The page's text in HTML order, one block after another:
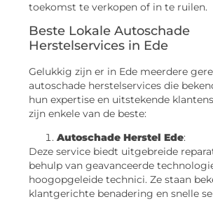
toekomst te verkopen of in te ruilen.
Beste Lokale Autoschade
Herstelservices in Ede
Gelukkig zijn er in Ede meerdere
autoschade herstelservices die
hun expertise en uitstekende
zijn enkele van de beste:
Autoschade Herstel Ede:
Deze service biedt uitgebreide
behulp van geavanceerde
hoogopgeleide technici. Ze staan
klantgerichte benadering en snelle